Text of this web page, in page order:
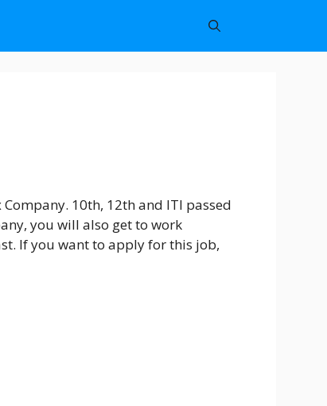
10th, 12th and ITI passed
you will also get to work
If you want to apply for this job,